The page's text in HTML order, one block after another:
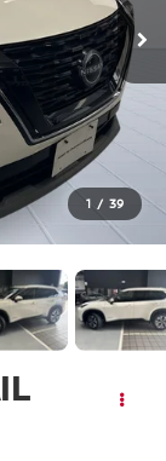
1 / 39